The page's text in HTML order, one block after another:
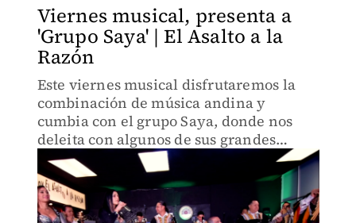
Viernes musical, presenta a
'Grupo Saya' | El Asalto a la
Razón
Este viernes musical disfrutaremos la
combinación de música andina y
cumbia con el grupo Saya, donde nos
deleita con algunos de sus grandes
éxitos.